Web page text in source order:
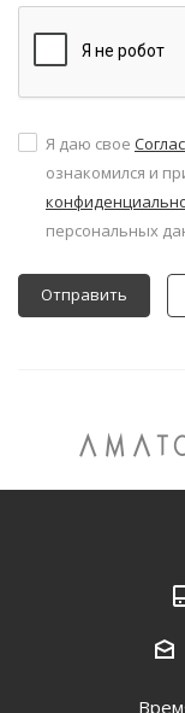
Я даю свое
ознакомился и
персональных